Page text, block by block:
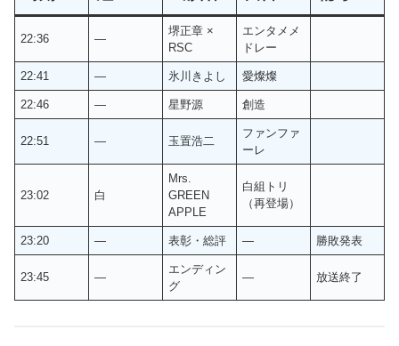
22:36 ―
堺正章 ×
RSC
エンタメメ
ドレー
22:41 ― 氷川きよし 愛燦燦
22:46 ― 星野源 創造
22:51 ― 玉置浩二
ファンファ
ーレ
23:02 白
Mrs.
GREEN
APPLE
白組トリ
（再登場）
23:20 ― 表彰・総評 ― 勝敗発表
23:45 ―
エンディン
グ
― 放送終了